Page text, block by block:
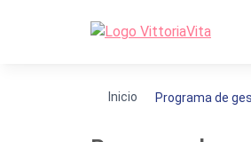
Inicio Programa de